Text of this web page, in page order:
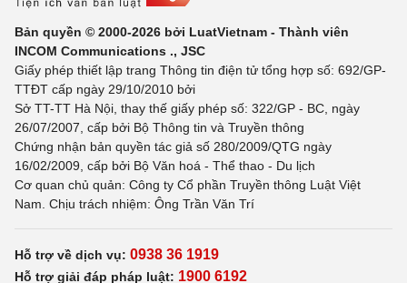
Bản quyền © 2000-2026 bởi LuatVietnam - Thành viên
INCOM Communications ., JSC
Giấy phép thiết lập trang Thông tin điện tử tổng hợp số: 692/GP-
TTĐT cấp ngày 29/10/2010 bởi
Sở TT-TT Hà Nội, thay thế giấy phép số: 322/GP - BC, ngày
26/07/2007, cấp bởi Bộ Thông tin và Truyền thông
Chứng nhận bản quyền tác giả số 280/2009/QTG ngày
16/02/2009, cấp bởi Bộ Văn hoá - Thể thao - Du lịch
Cơ quan chủ quản: Công ty Cổ phần Truyền thông Luật Việt
Nam. Chịu trách nhiệm: Ông Trần Văn Trí
Hỗ trợ về dịch vụ: 0938 36 1919
Hỗ trợ giải đáp pháp luật: 1900 6192